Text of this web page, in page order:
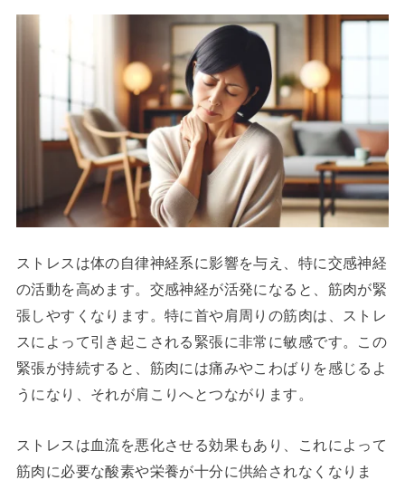
ストレスは体の自律神経系に影響を与え、特に交感神経
の活動を高めます。交感神経が活発になると、筋肉が緊
張しやすくなります。特に首や肩周りの筋肉は、ストレ
スによって引き起こされる緊張に非常に敏感です。この
緊張が持続すると、筋肉には痛みやこわばりを感じるよ
うになり、それが肩こりへとつながります。
ストレスは血流を悪化させる効果もあり、これによって
筋肉に必要な酸素や栄養が十分に供給されなくなりま